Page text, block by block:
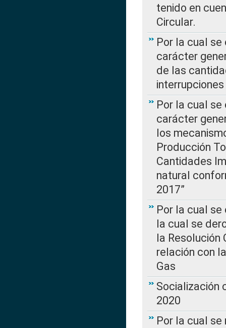
tenido en
Circular.
Por la cual
carácter
de las
Por la cual
carácter
los
Producción
Cantidades
natural
2017”
Por la cual
la cual se
la Resolución
relación con
Gas
Socialización
2020
Por la cual se